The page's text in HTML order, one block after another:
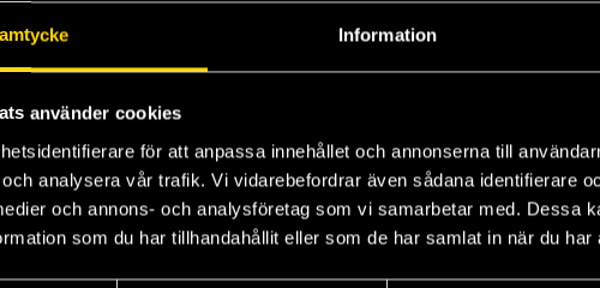
Information
använder cookies
för att anpassa innehållet och annonserna till
analysera vår trafik. Vi vidarebefordrar även sådana identifierare
och annons- och analysföretag som vi samarbetar med. Dessa
som du har tillhandahållit eller som de har samlat in när du har
Prenumerera på vårt nyhetsbrev